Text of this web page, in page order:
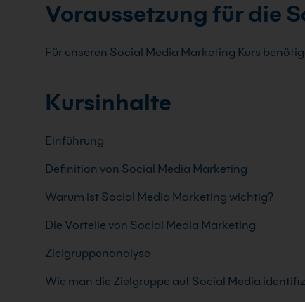
Voraussetzung für die
Für unseren Social Media Marketing Kurs
Kursinhalte
Einführung
Definition von Social Media Marketing
Warum ist Social Media Marketing wichtig?
Die Vorteile von Social Media Marketing
Zielgruppenanalyse
Wie man die Zielgruppe auf Social Media